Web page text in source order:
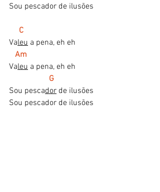
Sou pescador de ilusões
  C
Valeu a pena, eh eh
  Am
Valeu a pena, eh eh
   G
Sou pescador de ilusões
Sou pescador de ilusões